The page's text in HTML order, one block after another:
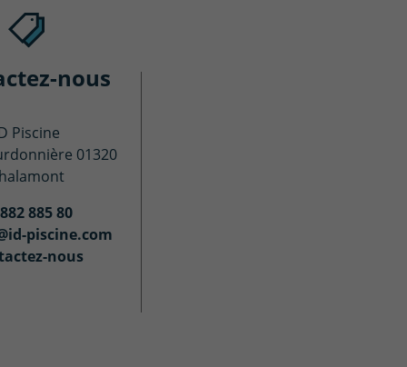
nous
Piscine
01320
885 80
piscine.com
nous